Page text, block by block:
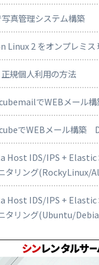
真管理システム構築
Linux 2 をオンプレミス
規個人利用の方法
でWEBメール構
でWEBメール構築
Host IDS/IPS + Elastic
タリング(RockyLinux/
Host IDS/IPS + Elastic
タリング(Ubuntu/